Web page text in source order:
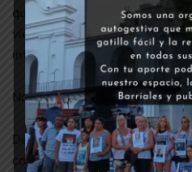
que su manera de
vienen es volver a habilitar a
interna.
No podemos dejar que este
Desde el Encuentro Memoria
convocamos a todas las